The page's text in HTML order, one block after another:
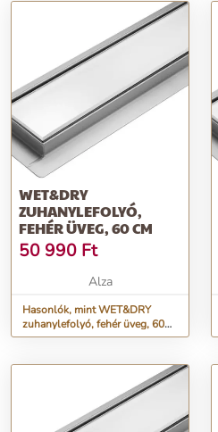
WET&DRY
ZUHANYLEFOLYÓ,
FEHÉR ÜVEG, 60 CM
50 990 Ft
Alza
Hasonlók, mint WET&DRY
zuhanylefolyó, fehér üveg, 60
cm